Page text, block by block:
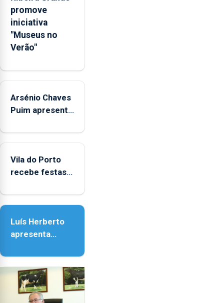
sociais
junto
das
crianças
promove
iniciativa
"Museus no
Verão"
Arsénio Chaves
Puim apresenta
Biblioteca de
Vila do Porto
recebe festas
Nossa Senhora
Luís Herberto
apresenta
Paisagem’